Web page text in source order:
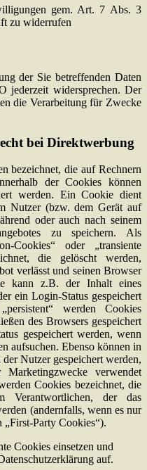
gem. Art. 7 Abs. 3
zu widerrufen
der Sie betreffenden Daten
jederzeit widersprechen. Der
die Verarbeitung für Zwecke
bei Direktwerbung
bezeichnet, die auf Rechnern
der Cookies können
werden. Ein Cookie dient
Nutzer (bzw. dem Gerät auf
oder auch nach seinem
zu speichern. Als
Cookies“ oder „transiente
die gelöscht werden,
verlässt und seinen Browser
kann z.B. der Inhalt eines
ein Login-Status gespeichert
werden Cookies
des Browsers gespeichert
gespeichert werden, wenn
aufsuchen. Ebenso können in
Nutzer gespeichert werden,
verwendet
Cookies bezeichnet, die
Verantwortlichen, der das
(andernfalls, wenn es nur
„First-Party Cookies“).
Cookies einsetzen und
auf.